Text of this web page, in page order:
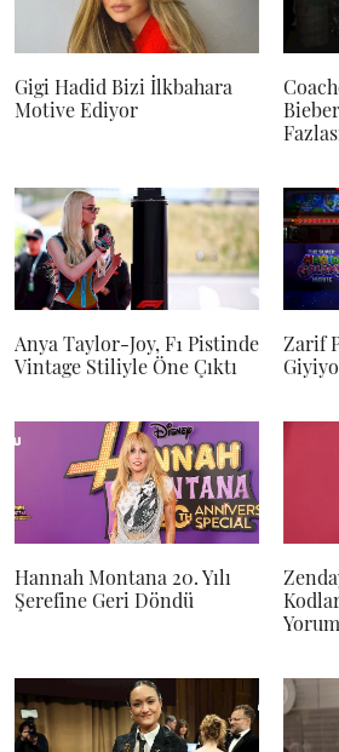
Gigi Hadid Bizi İlkbahara
Motive Ediyor
Anya Taylor-Joy, F1 Pistinde
Vintage Stiliyle Öne Çıktı
Zarif
Hannah Montana 20. Yılı
Şerefine Geri Döndü
Yorum